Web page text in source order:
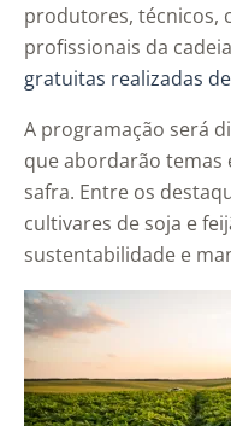
produtores, técnicos,
profissionais da
gratuitas realizadas
A programação será
que abordarão temas
safra. Entre os
cultivares de soja e
sustentabilidade e